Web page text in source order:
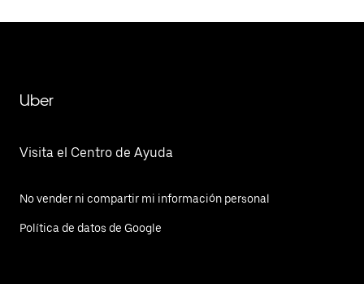
Uber
Visita el Centro de Ayuda
No vender ni compartir mi información personal
Política de datos de Google